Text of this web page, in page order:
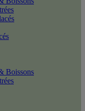
Boissons